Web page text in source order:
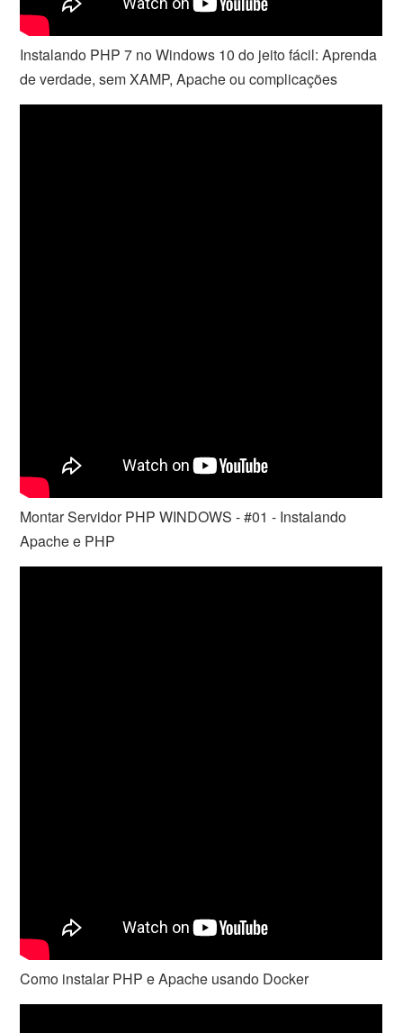
Instalando PHP 7 no Windows 10 do jeito fácil: Aprenda
de verdade, sem XAMP, Apache ou complicações
Montar Servidor PHP WINDOWS - #01 - Instalando
Apache e PHP
Como instalar PHP e Apache usando Docker